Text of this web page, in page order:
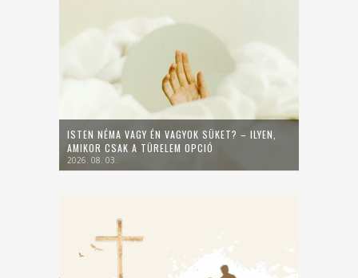
ISTEN NÉMA VAGY ÉN VAGYOK SÜKET? – ILYEN,
AMIKOR CSAK A TÜRELEM OPCIÓ
2026. 08. 03.